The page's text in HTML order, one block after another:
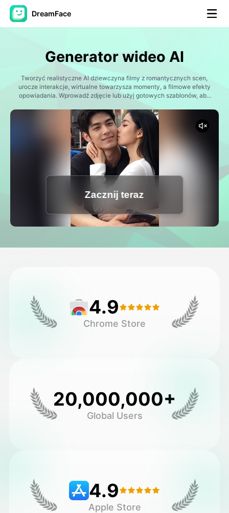
DreamFace
Avatar Video
AI Video
Inne narzędzia
Zobacz wszystkie narzędzia
Szablony
Zdjęcie
Inne narzędzia
Galeria
Cennik
Generator wideo AI
Tworzyć realistyczne AI dziewczyna filmy z romantycznych scen,
urocze interakcje, wirtualne towarzysza momenty, a filmowe efekty
opowiadania. Wprowadź zdjęcie lub użyj gotowych szablonów, aby
Zacznij teraz
4.9
Chrome Store
20,000,000+
Global Users
4.9
Apple Store